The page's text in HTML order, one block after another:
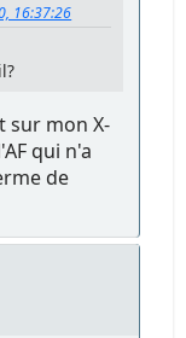
16:37:26
sur mon X-
qui n'a
de